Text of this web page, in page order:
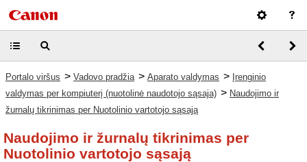
Portalo viršus > Vadovo pradžia > Aparato valdymas > Įrenginio
valdymas per kompiuterį (nuotolinė naudotojo sąsaja) > Naudojimo ir
žurnalų tikrinimas per Nuotolinio vartotojo sąsają
Naudojimo ir žurnalų tikrinimas per
Nuotolinio vartotojo sąsają